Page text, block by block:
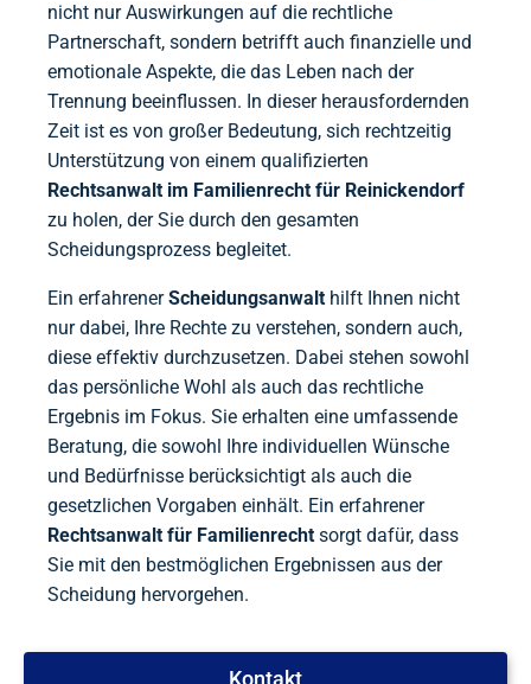
nicht nur Auswirkungen auf die rechtliche
Partnerschaft, sondern betrifft auch finanzielle und
emotionale Aspekte, die das Leben nach der
Trennung beeinflussen. In dieser herausfordernden
Zeit ist es von großer Bedeutung, sich rechtzeitig
Unterstützung von einem qualifizierten
Rechtsanwalt im Familienrecht für Reinickendorf
zu holen, der Sie durch den gesamten
Scheidungsprozess begleitet.
Ein erfahrenerScheidungsanwalt hilft Ihnen nicht
nur dabei, Ihre Rechte zu verstehen, sondern auch,
diese effektiv durchzusetzen. Dabei stehen sowohl
das persönliche Wohl als auch das rechtliche
Ergebnis im Fokus. Sie erhalten eine umfassende
Beratung, die sowohl Ihre individuellen Wünsche
und Bedürfnisse berücksichtigt als auch die
gesetzlichen Vorgaben einhält. Ein erfahrener
Rechtsanwalt für Familienrecht sorgt dafür, dass
Sie mit den bestmöglichen Ergebnissen aus der
Scheidung hervorgehen.